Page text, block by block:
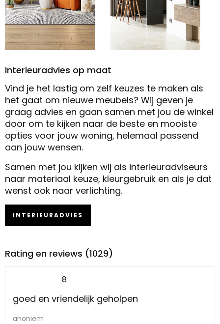
Interieuradvies op maat
Vind je het lastig om zelf keuzes te maken als
het gaat om nieuwe meubels? Wij geven je
graag advies en gaan samen met jou de winkel
door om te kijken naar de beste en mooiste
opties voor jouw woning, helemaal passend
aan jouw wensen.
Samen met jou kijken wij als interieuradviseurs
naar materiaal keuze, kleurgebruik en als je dat
wenst ook naar verlichting.
INTERIEURADVIES
Rating en reviews (1029)
8
goed en vriendelijk geholpen
anoniem